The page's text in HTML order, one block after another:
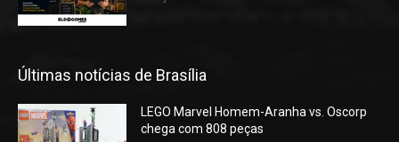
Últimas notícias de Brasília
LEGO Marvel Homem-Aranha vs. Oscorp
chega com 808 peças